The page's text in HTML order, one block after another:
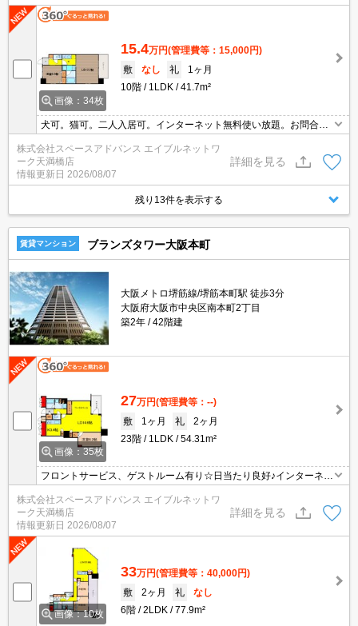
画像：34枚
15.4万円(管理費等：15,000円)
敷
なし 礼
1ヶ月
10階
1LDK 41.7m²
犬可。猫可。二人入居可。インターネット無料使い放題。お問合せ
はエイブルネットワーク天満橋店まで06-4790-2228
株式会社スペースアドバンス エイブルネットワ
ーク天満橋店
情報更新日 2026/08/07
詳細を見る
残り13件を表示する
賃貸マンション ブランズタワー大阪本町
大阪メトロ堺筋線/堺筋本町駅 徒歩3分
大阪府大阪市中央区南本町2丁目
築2年
42階建
画像：35枚
27万円(管理費等：--)
敷
1ヶ月 礼
2ヶ月
23階
1LDK 54.31m²
フロントサービス、ゲストルーム有り☆日当たり良好♪インターネッ
ットワーク天満橋店まで☆彡 電話：06-4790-2228
株式会社スペースアドバンス エイブルネットワ
ーク天満橋店
情報更新日 2026/08/07
詳細を見る
画像：10枚
33万円(管理費等：40,000円)
敷
2ヶ月 礼
なし
6階
2LDK 77.9m²